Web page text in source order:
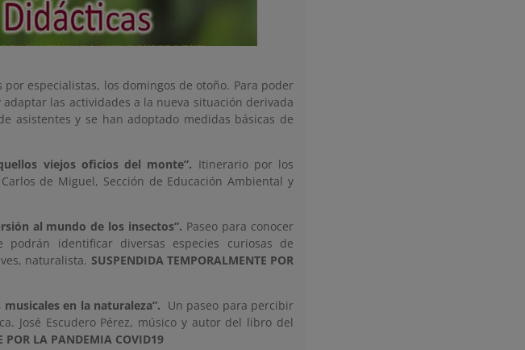
por especialistas, los domingos de otoño. Para poder
las actividades a la nueva situación derivada
asistentes y se han adoptado medidas básicas de
viejos oficios del monte”. Itinerario por los
de Miguel, Sección de Educación Ambiental y
al mundo de los insectos”. Paseo para conocer
identificar diversas especies curiosas de
naturalista. SUSPENDIDA TEMPORALMENTE POR
en la naturaleza”. Un paseo para percibir
José Escudero Pérez, músico y autor del libro del
POR LA PANDEMIA COVID19